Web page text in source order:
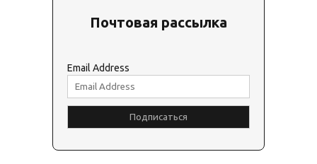
Почтовая рассылка
Email Address